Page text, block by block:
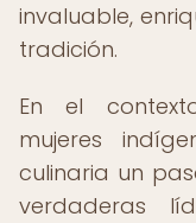
invaluable,
tradición.
En el
mujeres
culinaria un
verdaderas